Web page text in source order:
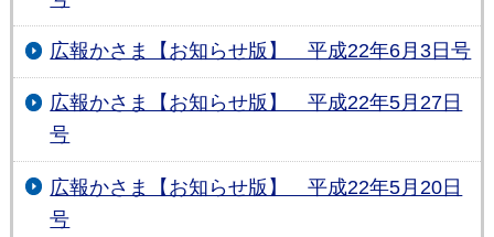
広報かさま【お知らせ版】 平成22年6月3日号
広報かさま【お知らせ版】 平成22年5月27日
号
広報かさま【お知らせ版】 平成22年5月20日
号